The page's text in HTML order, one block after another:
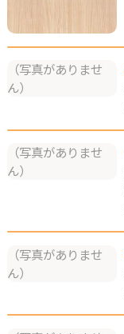
（写真がありませ
ん）
（写真がありませ
ん）
（写真がありませ
ん）